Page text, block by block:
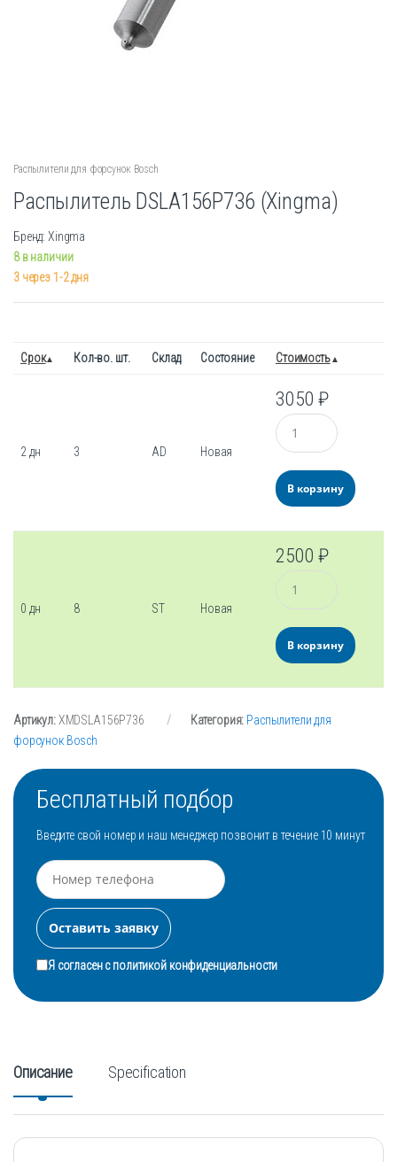
Распылители для форсунок Bosch
Распылитель DSLA156P736 (Xingma)
Бренд: Xingma
8 в наличии
3 через 1-2 дня
Срок Кол-во. шт. Склад Состояние Стоимость
2 дн 3 AD Новая
3050₽
Количество
В корзину
0 дн 8 ST Новая
2500₽
Количество
В корзину
Артикул:XMDSLA156P736 Категория: Распылители для
форсунок Bosch
Бесплатный подбор
Введите свой номер и наш менеджер позвонит в течение 10 минут
Я согласен сполитикой конфиденциальности
Описание Specification